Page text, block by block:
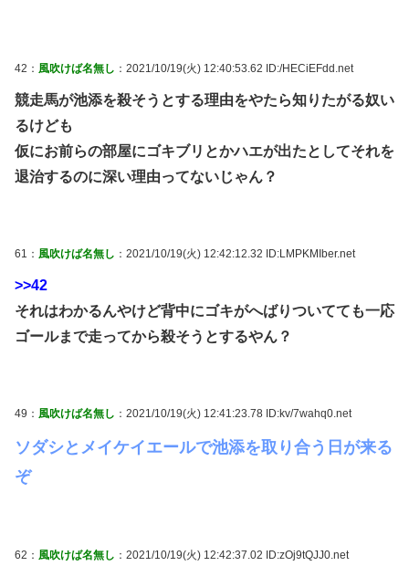
42： 風吹けば名無し ：2021/10/19(火) 12:40:53.62 ID:/HECiEFdd.net
競走馬が池添を殺そうとする理由をやたら知りたがる奴い
るけども
仮にお前らの部屋にゴキブリとかハエが出たとしてそれを
退治するのに深い理由ってないじゃん？
61： 風吹けば名無し ：2021/10/19(火) 12:42:12.32 ID:LMPKMIber.net
>>42
それはわかるんやけど背中にゴキがへばりついてても一応
ゴールまで走ってから殺そうとするやん？
49： 風吹けば名無し ：2021/10/19(火) 12:41:23.78 ID:kv/7wahq0.net
ソダシとメイケイエールで池添を取り合う日が来る
ぞ
62： 風吹けば名無し ：2021/10/19(火) 12:42:37.02 ID:zOj9tQJJ0.net